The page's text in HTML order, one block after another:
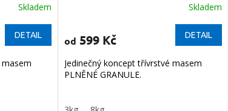
Skladem
DETAIL
Skladem
od 599 Kč DETAIL
Jedinečný koncept třívrstvé masem
PLNĚNÉ GRANULE.